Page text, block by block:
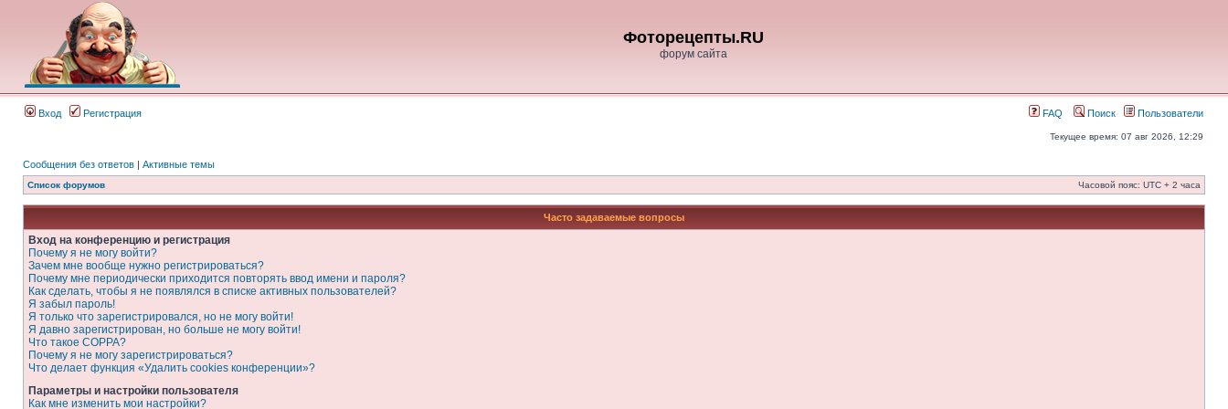
Фоторецепты.RU
форум сайта
Вход Регистрация FAQ Поиск Пользователи
Текущее время: 07 авг 2026, 12:29
Сообщения без ответов | Активные темы
Список форумов Часовой пояс: UTC + 2 часа
Часто задаваемые вопросы
Вход на конференцию и регистрация
Почему я не могу войти?
Зачем мне вообще нужно регистрироваться?
Почему мне периодически приходится повторять ввод имени и пароля?
Как сделать, чтобы я не появлялся в списке активных пользователей?
Я забыл пароль!
Я только что зарегистрировался, но не могу войти!
Я давно зарегистрирован, но больше не могу войти!
Что такое COPPA?
Почему я не могу зарегистрироваться?
Что делает функция «Удалить cookies конференции»?
Параметры и настройки пользователя
Как мне изменить мои настройки?